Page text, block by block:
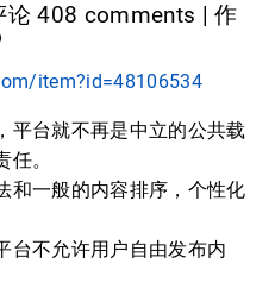
408 comments | 作
item?id=48106534
平台就不再是中立的公共载
。
和一般的内容排序，个性化
台不允许用户自由发布内